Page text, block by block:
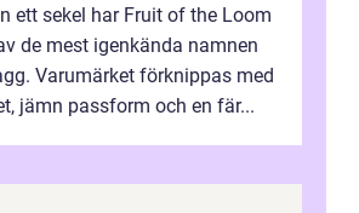
ett sekel har Fruit of the Loom
de mest igenkända namnen
Varumärket förknippas med
jämn passform och en fär...